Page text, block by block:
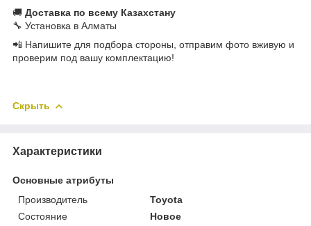
🚚 Доставка по всему Казахстану
🔧 Установка в Алматы
📲 Напишите для подбора стороны, отправим фото вживую и
проверим под вашу комплектацию!
Скрыть
Характеристики
Основные атрибуты
Производитель
Toyota
Состояние
Новое